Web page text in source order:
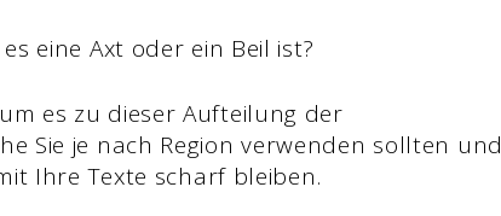
eine Axt oder ein Beil ist?
es zu dieser Aufteilung der
Sie je nach Region verwenden sollten und
Ihre Texte scharf bleiben.